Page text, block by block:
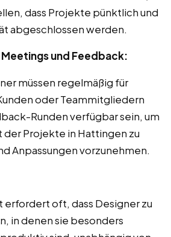
dass Projekte pünktlich und
abgeschlossen werden.
und Feedback:
müssen regelmäßig für
oder Teammitgliedern
Runden verfügbar sein, um
Projekte in Hattingen zu
Anpassungen vorzunehmen.
erfordert oft, dass Designer zu
in denen sie besonders